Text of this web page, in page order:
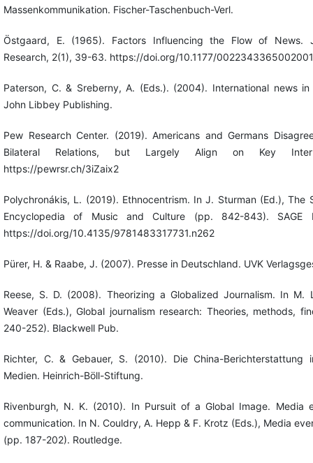
Massenkommunikation. Fischer-Taschenbuch-Verl.
Östgaard, E. (1965). Factors Influencing the Flow of News.
Research, 2(1), 39-63. https://doi.org/10.1177/
Paterson, C. & Sreberny, A. (Eds.). (2004). International news
John Libbey Publishing.
Pew Research Center. (2019). Americans and Germans
Bilateral Relations, but Largely Align on Key
https://pewrsr.ch/3iZaix2
Polychronákis, L. (2019). Ethnocentrism. In J. Sturman (Ed.), The
Encyclopedia of Music and Culture (pp. 842-843). SAGE
https://doi.org/10.4135/9781483317731.n262
Pürer, H. & Raabe, J. (2007). Presse in Deutschland. UVK
Reese, S. D. (2008). Theorizing a Globalized Journalism. In M.
Weaver (Eds.), Global journalism research: Theories, methods,
240-252). Blackwell Pub.
Richter, C. & Gebauer, S. (2010). Die China-Berichterstattung
Medien. Heinrich-Böll-Stiftung.
Rivenburgh, N. K. (2010). In Pursuit of a Global Image. Media
communication. In N. Couldry, A. Hepp & F. Krotz (Eds.), Media
(pp. 187-202). Routledge.